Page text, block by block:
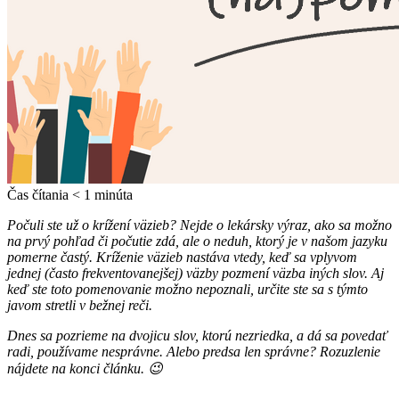
Čas čítania < 1 minúta
Počuli ste už o krížení väzieb? Nejde o lekársky výraz, ako sa možno
na prvý pohľad či počutie zdá, ale o neduh, ktorý je v našom jazyku
pomerne častý. Kríženie väzieb nastáva vtedy, keď sa vplyvom
jednej (často frekventovanejšej) väzby pozmení väzba iných slov. Aj
keď ste toto pomenovanie možno nepoznali, určite ste sa s týmto
javom stretli v bežnej reči.
Dnes sa pozrieme na dvojicu slov, ktorú nezriedka, a dá sa povedať
radi, používame nesprávne. Alebo predsa len správne? Rozuzlenie
nájdete na konci článku. 😉